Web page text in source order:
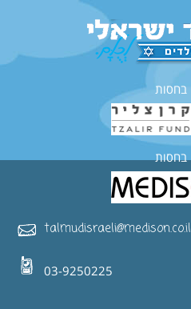
בחסות
בחסות
talmudisraeli@medison.co.il
03-9250225